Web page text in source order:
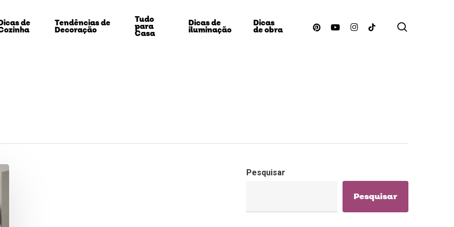
de Tendências de
Decoração
Tudo
para
Casa
Dicas de
iluminação
Dicas
de obra pinterestyoutubeinstagram
tiktok
Pesquisar
Pesquisar